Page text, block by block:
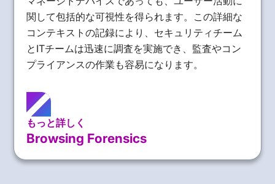
関して包括的な可視性を得られます。この詳細な
コンテキストの記録により、セキュリティチーム
とITチームは迅速に調査を実施でき、監査やコン
プライアンスの作業も容易になります。
もっと詳しく
Browsing Forensics